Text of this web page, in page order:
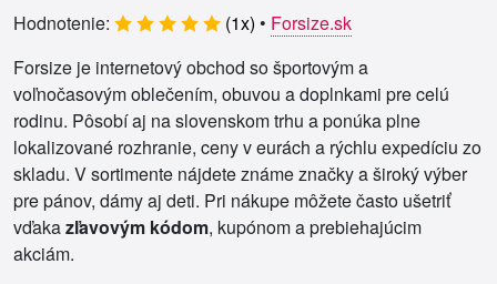
Hodnotenie: (1x) • Forsize.sk
Forsize je internetový obchod so športovým a
voľnočasovým oblečením, obuvou a doplnkami pre celú
rodinu. Pôsobí aj na slovenskom trhu a ponúka plne
lokalizované rozhranie, ceny v eurách a rýchlu expedíciu zo
skladu. V sortimente nájdete známe značky a široký výber
pre pánov, dámy aj deti. Pri nákupe môžete často ušetriť
vďakazľavovým kódom, kupónom a prebiehajúcim
akciám.